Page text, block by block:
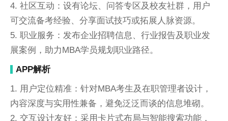
4. 社区互动：设有论坛、问答专区及校友社群，用户
可交流备考经验、分享面试技巧或拓展人脉资源。
5. 职业服务：发布企业招聘信息、行业报告及职业发
展案例，助力MBA学员规划职业路径。
APP解析
1. 用户定位精准：针对MBA考生及在职管理者设计，
内容深度与实用性兼备，避免泛泛而谈的信息堆砌。
2. 交互设计友好：采用卡片式布局与智能搜索功能，